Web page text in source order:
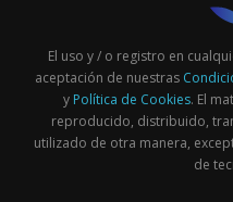
El uso y / o registro en
aceptación de nuestras
y Política de Cookies. El
reproducido, distribuido,
utilizado de otra manera,
de